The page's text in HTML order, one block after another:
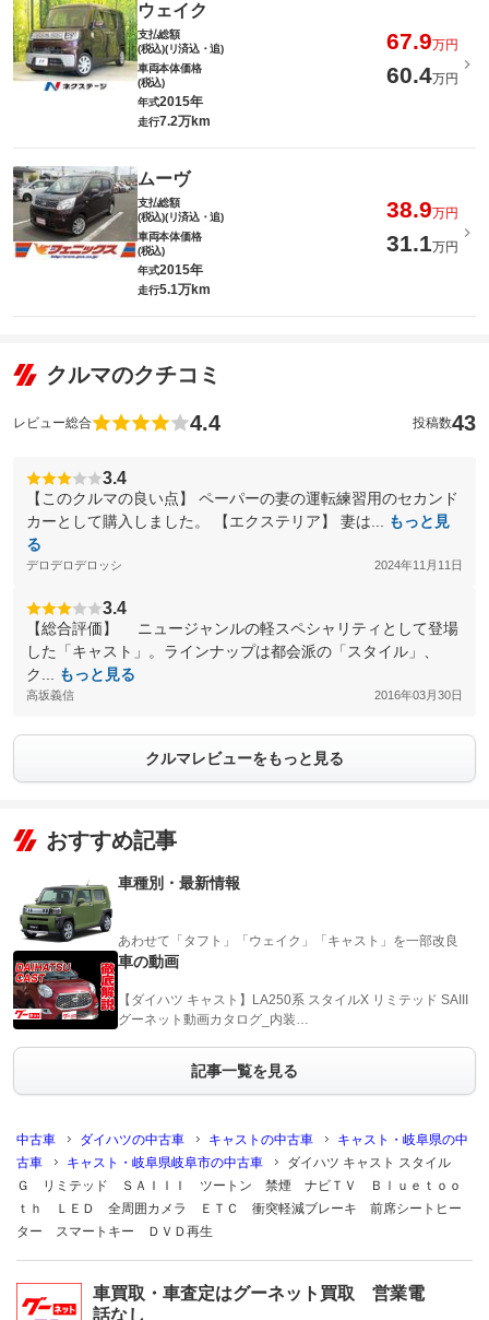
ウェイク
支払総額
(税込)(リ済込・追)
67.9万円
車両本体価格
(税込)
60.4万円
年式2015年
走行7.2万km
ムーヴ
支払総額
(税込)(リ済込・追)
38.9万円
車両本体価格
(税込)
31.1万円
年式2015年
走行5.1万km
クルマのクチコミ
レビュー総合 4.4 投稿数43
3.4
【このクルマの良い点】 ペーパーの妻の運転練習用のセカンド
カーとして購入しました。 【エクステリア】 妻は...
もっと見
る
デロデロデロッシ 2024年11月11日
3.4
【総合評価】 ニュージャンルの軽スペシャリティとして登場
した「キャスト」。ラインナップは都会派の「スタイル」、
ク...
もっと見る
高坂義信 2016年03月30日
クルマレビューをもっと見る
おすすめ記事
車種別・最新情報
あわせて「タフト」「ウェイク」「キャスト」を一部改良
車の動画
【ダイハツ キャスト】LA250系 スタイルX リミテッド SAIII
グーネット動画カタログ_内装…
記事一覧を見る
中古車 ダイハツの中古車 キャストの中古車
キャスト・岐阜県の中
古車
キャスト・岐阜県岐阜市の中古車
ダイハツ キャスト スタイル
Ｇ リミテッド ＳＡＩＩＩ ツートン 禁煙 ナビＴＶ Ｂｌｕｅｔｏｏ
ｔｈ ＬＥＤ 全周囲カメラ ＥＴＣ 衝突軽減ブレーキ 前席シートヒー
ター スマートキー ＤＶＤ再生
車買取・車査定はグーネット買取 営業電
話なし